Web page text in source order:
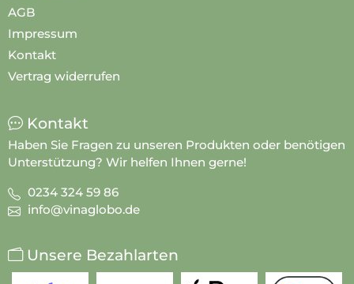
AGB
Impressum
Kontakt
Vertrag widerrufen
Kontakt
Haben Sie Fragen zu unseren Produkten oder benötigen
Unterstützung? Wir helfen Ihnen gerne!
0234 324 59 86
info@vinaglobo.de
Unsere Bezahlarten